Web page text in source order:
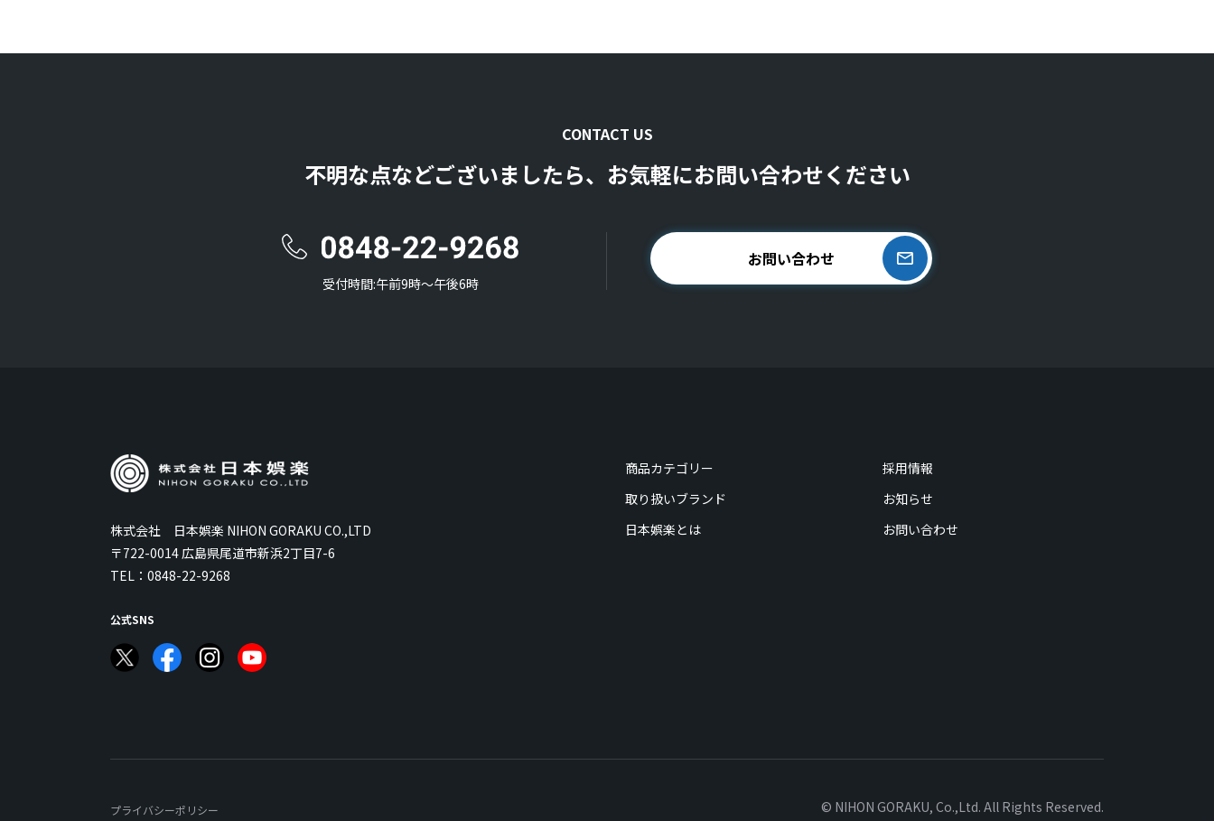
CONTACT US
不明な点などございましたら、お気軽にお問い合わせください
受付時間:午前9時〜午後6時
お問い合わせ
株式会社 日本娯楽 NIHON GORAKU CO.,LTD
〒722-0014 広島県尾道市新浜2丁目7-6
TEL： 0848-22-9268
公式SNS
商品カテゴリー
採用情報
取り扱いブランド
お知らせ
日本娯楽とは
お問い合わせ
プライバシーポリシー © NIHON GORAKU, Co.,Ltd. All Rights Reserved.